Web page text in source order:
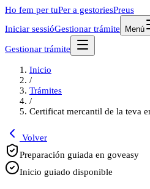
Ho fem per tuPer a gestoriesPreus
Iniciar sessióGestionar trámite Menú
Gestionar trámite
Inicio
/
Trámites
/
Certificat mercantil de la teva
Volver
Preparación guiada en goveasy
Inicio guiado disponible